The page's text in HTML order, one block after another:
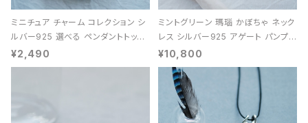
ミニチュア チャーム コレクション シ
ルバー925 選べる ペンダントトップ
レディース ユニセックス
¥2,490
ミントグリーン 瑪瑙 かぼちゃ ネック
レス シルバー925 アゲート パンプキ
ン 天然石 レディース
¥10,800